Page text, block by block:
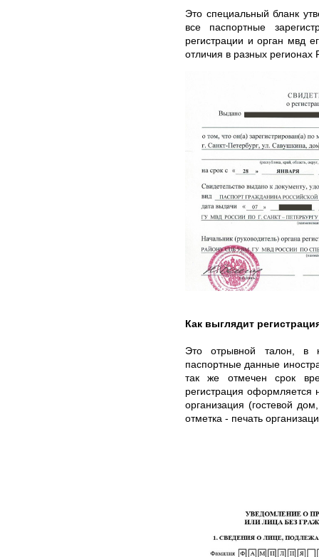
Это специальный бланк
все паспортные
регистрации и орган мвд
отличия в разных регионах
Как выглядит
Это отрывной талон, в
паспортные данные
так же отмечен срок
регистрация оформляется
организация (гостевой
отметка - печать